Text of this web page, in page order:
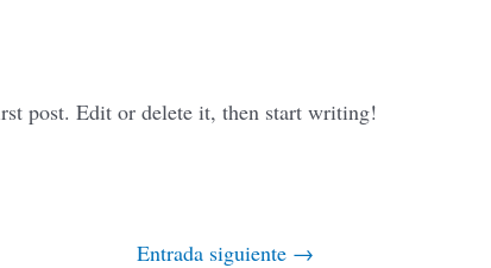
post. Edit or delete it, then start writing!
Entrada siguiente →